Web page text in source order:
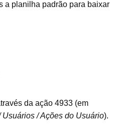
a planilha padrão para baixar
da ação 4933 (em
/ Ações do Usuário).